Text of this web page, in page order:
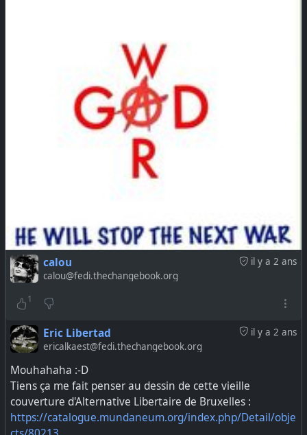
il y a 2 ans
calou
calou@fedi.thechangebook.org
1
il y a 2 ans
Eric Libertad
ericalkaest@fedi.thechangebook.org
Mouhahaha :-D
Tiens ça me fait penser au dessin de cette vieille
couverture d'Alternative Libertaire de Bruxelles :
https://catalogue.mundaneum.org/index.php/Detail/obje